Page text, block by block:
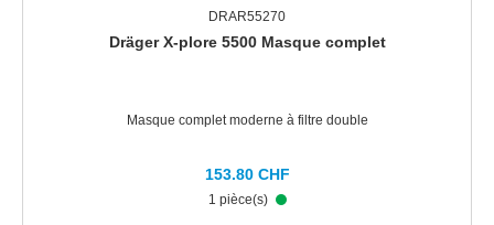
DRAR55270
Dräger X-plore 5500 Masque complet
Masque complet moderne à filtre double
1 pièce(s)
153.80 CHF